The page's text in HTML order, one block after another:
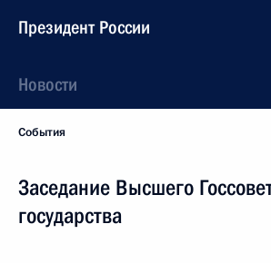
Президент России
Новости
События
Заседание Высшего
государства